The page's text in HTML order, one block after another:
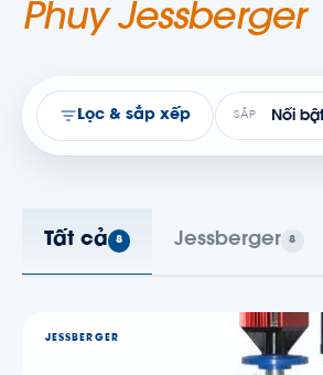
Phuy Jessberger
Lọc & sắp xếp SẮP
Tất cả 8 Jessberger 8
JESSBERGER